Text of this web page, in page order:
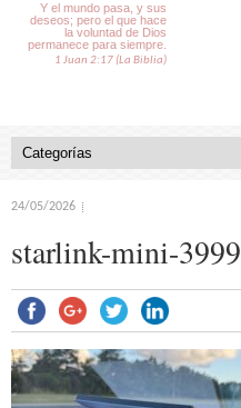
Y el mundo pasa, y sus
deseos; pero el que hace
la voluntad de Dios
permanece para siempre.
1 Juan 2:17 (La Biblia)
24/05/2026
starlink-mini-3999